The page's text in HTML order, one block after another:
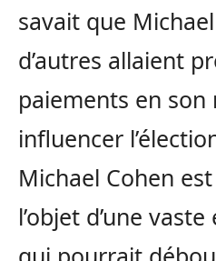
savait que
d’autres allaient
paiements en
influencer
Michael Cohen
l’objet d’une